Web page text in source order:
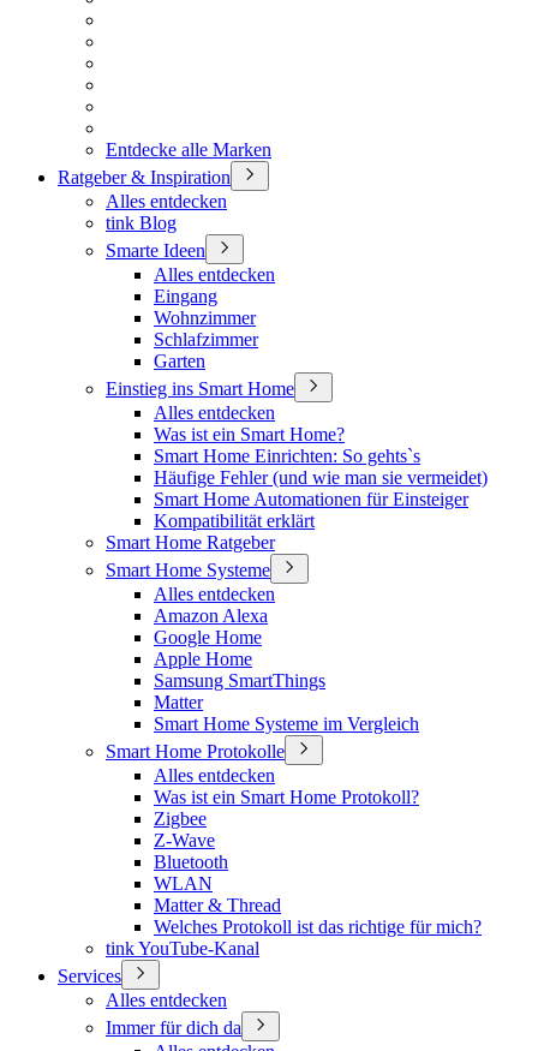
Entdecke alle Marken
Ratgeber & Inspiration
Alles entdecken
tink Blog
Smarte Ideen
Alles entdecken
Eingang
Wohnzimmer
Schlafzimmer
Garten
Einstieg ins Smart Home
Alles entdecken
Was ist ein Smart Home?
Smart Home Einrichten: So gehts`s
Häufige Fehler (und wie man sie vermeidet)
Smart Home Automationen für Einsteiger
Kompatibilität erklärt
Smart Home Ratgeber
Smart Home Systeme
Alles entdecken
Amazon Alexa
Google Home
Apple Home
Samsung SmartThings
Matter
Smart Home Systeme im Vergleich
Smart Home Protokolle
Alles entdecken
Was ist ein Smart Home Protokoll?
Zigbee
Z-Wave
Bluetooth
WLAN
Matter & Thread
Welches Protokoll ist das richtige für mich?
tink YouTube-Kanal
Services
Alles entdecken
Immer für dich da